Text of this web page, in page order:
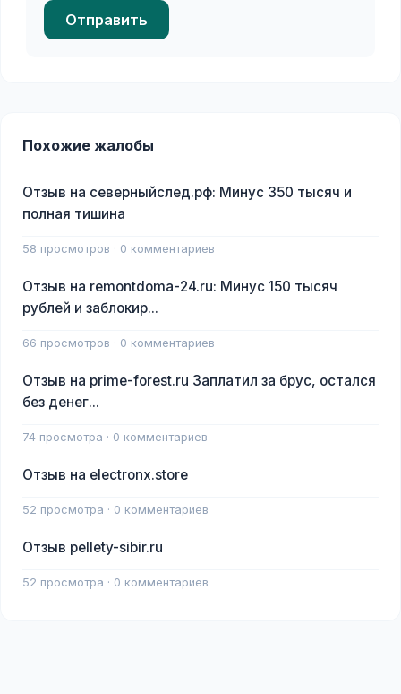
Отправить
Похожие жалобы
Отзыв на северныйслед.рф: Минус 350 тысяч и
полная тишина
58 просмотров · 0 комментариев
Отзыв на remontdoma-24.ru: Минус 150 тысяч
рублей и заблокир...
66 просмотров · 0 комментариев
Отзыв на prime-forest.ru Заплатил за брус, остался
без денег...
74 просмотра · 0 комментариев
Отзыв на electronx.store
52 просмотра · 0 комментариев
Отзыв pellety-sibir.ru
52 просмотра · 0 комментариев